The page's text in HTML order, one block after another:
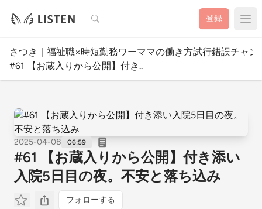
検索 登録
さつき｜福祉職×時短勤務ワーママの働き方試行錯誤チャン
#61 【お蔵入りから公開】付き..
2025-04-08 06:59
#61 【お蔵入りから公開】付き添い
入院5日目の夜。不安と落ち込み
フォローする